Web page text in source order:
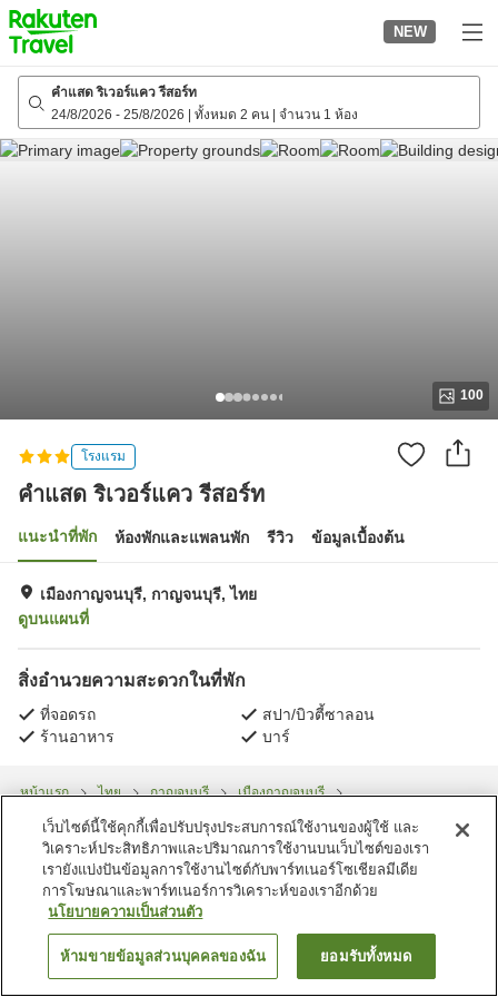
to
top
page
NEW
คำแสด ริเวอร์แคว รีสอร์ท
24/8/2026 - 25/8/2026 ทั้งหมด 2 คน จำนวน 1 ห้อง
100
โรงแรม
คำแสด ริเวอร์แคว รีสอร์ท
แนะนำที่พัก ห้องพักและแพลนพัก รีวิว ข้อมูลเบื้องต้น
เมืองกาญจนบุรี, กาญจนบุรี, ไทย
ดูบนแผนที่
สิ่งอำนวยความสะดวกในที่พัก
ที่จอดรถ
สปา/บิวตี้ซาลอน
ร้านอาหาร
บาร์
หน้าแรก ไทย กาญจนบุรี
เมืองกาญจนบุรี
คำแสด ริเวอร์แคว รีสอร์ท
ค้นหาห้องพัก
เว็บไซต์นี้ใช้คุกกี้เพื่อปรับปรุงประสบการณ์ใช้งานของผู้ใช้ และ
วิเคราะห์ประสิทธิภาพและปริมาณการใช้งานบนเว็บไซต์ของเรา
เรายังแบ่งปันข้อมูลการใช้งานไซต์กับพาร์ทเนอร์โซเชียลมีเดีย
การโฆษณาและพาร์ทเนอร์การวิเคราะห์ของเราอีกด้วย
นโยบายความเป็นส่วนตัว
ห้ามขายข้อมูลส่วนบุคคลของฉัน ยอมรับทั้งหมด